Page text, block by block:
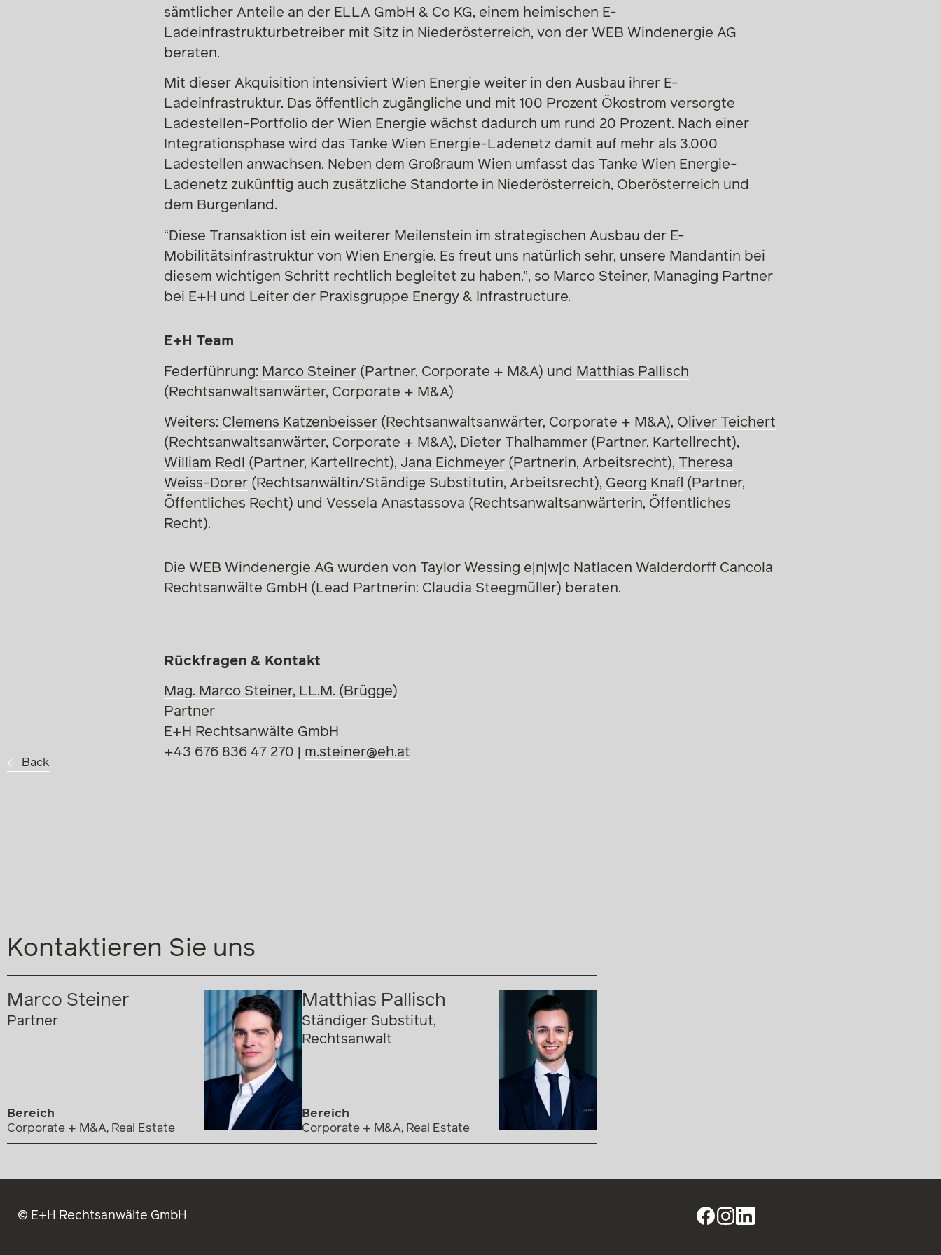
Back
sämtlicher Anteile an der ELLA GmbH & Co KG, einem heimischen E-
Ladeinfrastrukturbetreiber mit Sitz in Niederösterreich, von der WEB Windenergie AG
beraten.
Mit dieser Akquisition intensiviert Wien Energie weiter in den Ausbau ihrer E-
Ladeinfrastruktur. Das öffentlich zugängliche und mit 100 Prozent Ökostrom versorgte
Ladestellen-Portfolio der Wien Energie wächst dadurch um rund 20 Prozent. Nach einer
Integrationsphase wird das Tanke Wien Energie-Ladenetz damit auf mehr als 3.000
Ladestellen anwachsen. Neben dem Großraum Wien umfasst das Tanke Wien Energie-
Ladenetz zukünftig auch zusätzliche Standorte in Niederösterreich, Oberösterreich und
dem Burgenland.
“Diese Transaktion ist ein weiterer Meilenstein im strategischen Ausbau der E-
Mobilitätsinfrastruktur von Wien Energie. Es freut uns natürlich sehr, unsere Mandantin bei
diesem wichtigen Schritt rechtlich begleitet zu haben.”, so Marco Steiner, Managing Partner
bei E+H und Leiter der Praxisgruppe Energy & Infrastructure.
E+H Team
Federführung: Marco Steiner(Partner, Corporate + M&A) und Matthias Pallisch
(Rechtsanwaltsanwärter, Corporate + M&A)
Weiters: Clemens Katzenbeisser(Rechtsanwaltsanwärter, Corporate + M&A), Oliver Teichert
(Rechtsanwaltsanwärter, Corporate + M&A), Dieter Thalhammer(Partner, Kartellrecht),
William Redl
(Partner, Kartellrecht), Jana Eichmeyer(Partnerin, Arbeitsrecht), Theresa
Weiss-Dorer(Rechtsanwältin/Ständige Substitutin, Arbeitsrecht), Georg Knafl (Partner,
Öffentliches Recht) und Vessela Anastassova (Rechtsanwaltsanwärterin, Öffentliches
Recht).
Die WEB Windenergie AG wurden von Taylor Wessing e|n|w|c Natlacen Walderdorff Cancola
Rechtsanwälte GmbH (Lead Partnerin: Claudia Steegmüller) beraten.
Rückfragen & Kontakt
Mag. Marco Steiner, LL.M. (Brügge)
Partner
E+H Rechtsanwälte GmbH
+43 676 836 47 270 | m.steiner@eh.at
Kontaktieren Sie uns
Marco Steiner
Partner
Bereich
Corporate + M&A, Real Estate
Matthias Pallisch
Ständiger Substitut,
Rechtsanwalt
Bereich
Corporate + M&A, Real Estate
© E+H Rechtsanwälte GmbH